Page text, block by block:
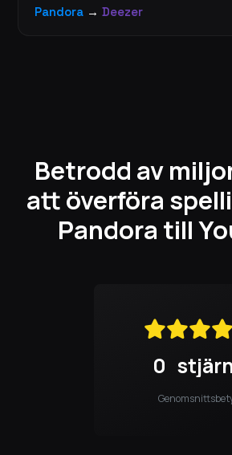
Pandora → Deezer
Betrodd av
att överföra
Pandora till
0